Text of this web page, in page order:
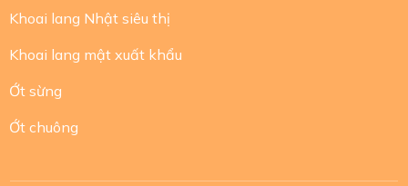
Khoai lang Nhật siêu thị
Khoai lang mật xuất khẩu
Ớt sừng
Ớt chuông